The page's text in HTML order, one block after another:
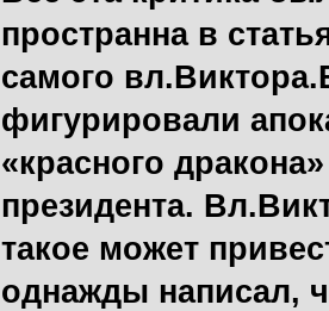
пространна в
самого
фигурировали
«красного
президента.
такое может
однажды написал,